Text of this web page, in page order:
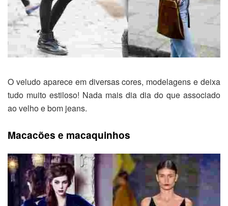
O veludo aparece em diversas cores, modelagens e deixa
tudo muito estiloso! Nada mais dia dia do que associado
ao velho e bom jeans.
Macacões e macaquinhos